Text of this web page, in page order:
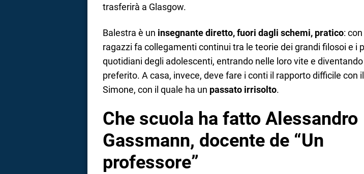
trasferirà a Glasgow.
Balestra è un insegnante diretto, fuori dagli schemi, pratico:
ragazzi fa collegamenti continui tra le teorie dei grandi filosoi e i
quotidiani degli adolescenti, entrando nelle loro vite e
preferito. A casa, invece, deve fare i conti il rapporto difficile con
Simone, con il quale ha un passato irrisolto.
Che scuola ha fatto Alessandro
Gassmann, docente de “Un
professore”